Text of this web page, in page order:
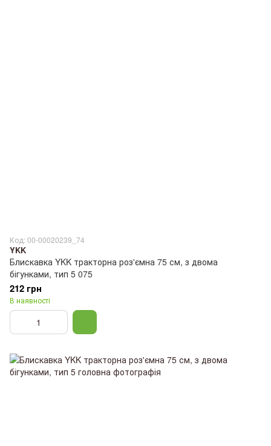
Код: 00-00020239_74
YKK
Блискавка YKK тракторна роз'ємна 75 см, з двома
бігунками, тип 5 075
212 грн
В наявності